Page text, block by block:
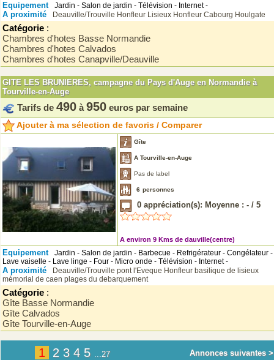
Equipement Jardin - Salon de jardin - Télévision - Internet -
A proximité Deauville/Trouville Honfleur Lisieux Honfleur Cabourg Houlgate
Catégorie :
Chambres d'hotes Basse Normandie
Chambres d'hotes Calvados
Chambres d'hotes Canapville/Deauville
GITE LES BRUNIERES, campagne du Pays d'Auge en Normandie à
Tourville-en-Auge
Tarifs de 490 à 950 euros par semaine
Ajouter à ma sélection de favoris / Comparer
Gîte
A Tourville-en-Auge
Pas de label
6 personnes
0 appréciation(s): Moyenne : - / 5
A environ 9 Kms de dauville(centre)
Equipement
Jardin - Salon de jardin - Barbecue - Refrigérateur - Congélateur -
Lave vaiselle - Lave linge - Four - Micro onde - Télévision - Internet -
A proximité Deauville/Trouville pont l'Eveque Honfleur basilique de lisieux
mémorial de caen plages du debarquement
Catégorie :
Gîte Basse Normandie
Gîte Calvados
Gîte Tourville-en-Auge
1 2 3 4 5 ...27 Annonces suivantes >